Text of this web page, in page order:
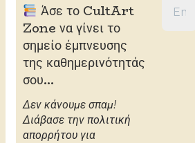
Άσε το CultArt
Zone να γίνει το
σημείο έμπνευσης
της καθημερινότητάς
σου...
Δεν κάνουμε σπαμ!
Διάβασε την πολιτική
απορρήτου για